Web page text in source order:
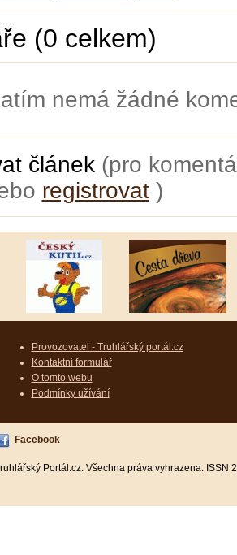
(0 celkem)
nemá žádné
článek (pro
registrovat)
Provozovatel - Truhlářský portál.cz
Kontaktní formulář
O tomto webu
Podmínky užívání
Facebook
Portál.cz. Všechna práva vyhrazena.